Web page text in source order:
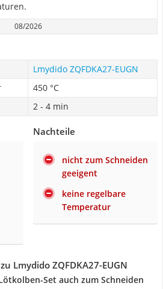
08/2026
Lmydido ‎ZQFDKA27-EUGN
450 °C
2 - 4 min
Nachteile
nicht zum Schneiden
geeigent
keine regelbare
Temperatur
Lmydido ‎ZQFDKA27-EUGN
Set auch zum Schneiden